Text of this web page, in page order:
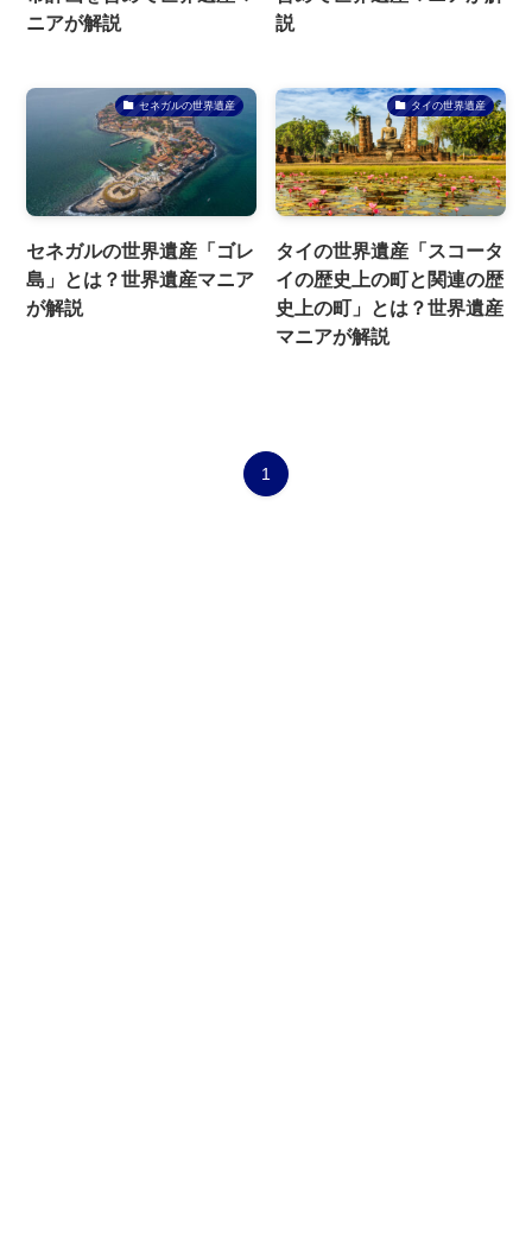
ニアが解説
説
セネガルの世界遺産
セネガルの世界遺産「ゴレ
島」とは？世界遺産マニア
が解説
タイの世界遺産
タイの世界遺産「スコータ
イの歴史上の町と関連の歴
史上の町」とは？世界遺産
マニアが解説
1